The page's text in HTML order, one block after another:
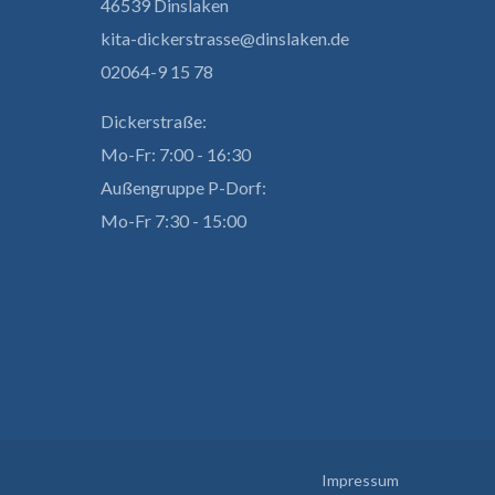
46539 Dinslaken
kita-dickerstrasse@dinslaken.de
02064-9 15 78
Dickerstraße:
Mo-Fr: 7:00 - 16:30
Außengruppe P-Dorf:
Mo-Fr 7:30 - 15:00
Impressum